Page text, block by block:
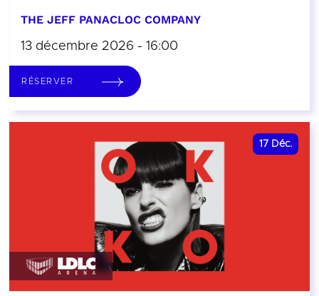
THE JEFF PANACLOC COMPANY
13 décembre 2026 - 16:00
RÉSERVER
17 Déc.